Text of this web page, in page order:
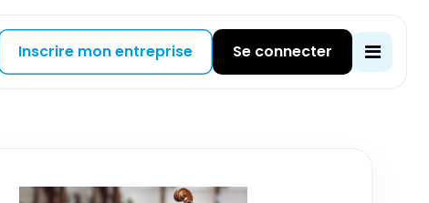
Inscrire mon entreprise Se connecter